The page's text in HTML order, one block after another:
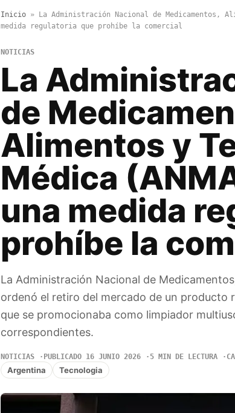
Inicio»
La Administración Nacional de Medicamentos,
medida regulatoria que prohíbe la comercial
NOTICIAS
La
de
Alimentos y
Médica
una medida
prohíbe la
La Administración Nacional de
ordenó el retiro del mercado de un producto
que se promocionaba como limpiador
correspondientes.
NOTICIAS PUBLICADO 16 JUNIO 2026 5 MIN DE LECTURA
Argentina Tecnologia